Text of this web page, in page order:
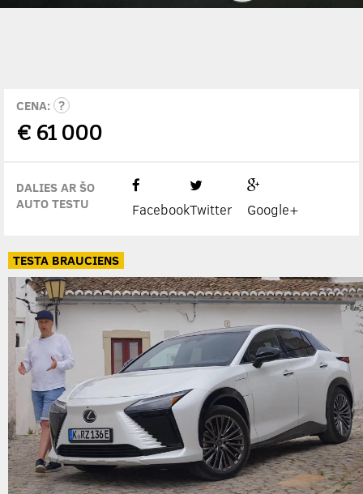
CENA:
€ 61 000
DALIES AR ŠO
AUTO TESTU
FacebookTwitter Google+
TESTA BRAUCIENS